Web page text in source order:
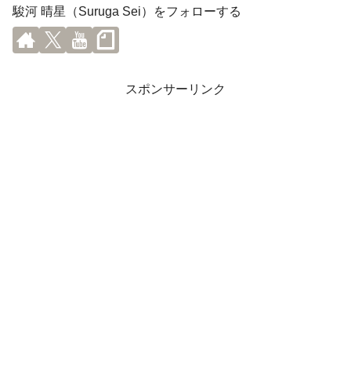
駿河 晴星（Suruga Sei）をフォローする
スポンサーリンク